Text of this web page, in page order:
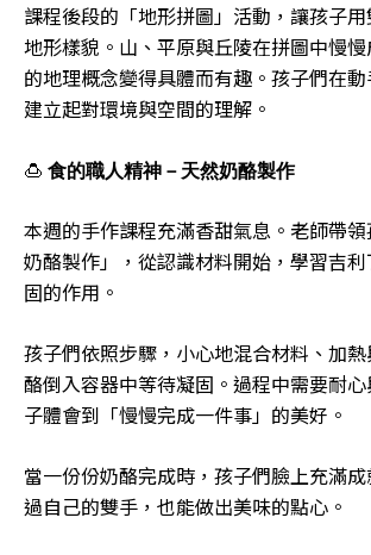
課程後段的「地形拼圖」活動，讓孩子
地形樣貌。山、平原與丘陵在拼圖中慢
的地理概念變得具體而有趣。孩子們在
建立起對環境與空間的理解。
🍮 食的職人精神－天然奶酪製作
本週的手作課程充滿香甜氣息。老師帶
奶酪製作」，從認識材料開始，學習吉
固的作用。
孩子們依照步驟，小心地混合材料、加
酪倒入容器中等待凝固。過程中需要耐
子體會到「慢慢完成一件事」的美好。
當一份份奶酪完成時，孩子們臉上充滿
過自己的雙手，也能做出美味的點心。